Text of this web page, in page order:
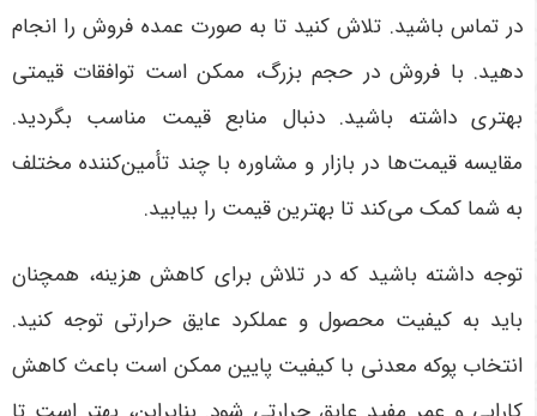
در تماس باشید. تلاش کنید تا به صورت عمده فروش را انجام
دهید. با فروش در حجم بزرگ، ممکن است توافقات قیمتی
بهتری داشته باشید. دنبال منابع قیمت مناسب بگردید.
مقایسه قیمت‌ها در بازار و مشاوره با چند تأمین‌کننده مختلف
به شما کمک می‌کند تا بهترین قیمت را بیابید.
توجه داشته باشید که در تلاش برای کاهش هزینه، همچنان
باید به کیفیت محصول و عملکرد عایق حرارتی توجه کنید.
انتخاب پوکه معدنی با کیفیت پایین ممکن است باعث کاهش